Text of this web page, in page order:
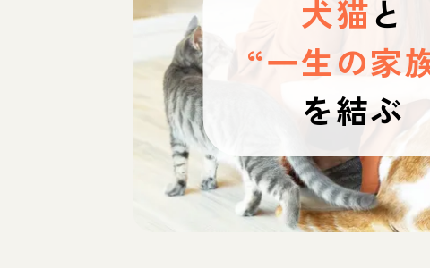
犬猫と
“一生の家
を結ぶ